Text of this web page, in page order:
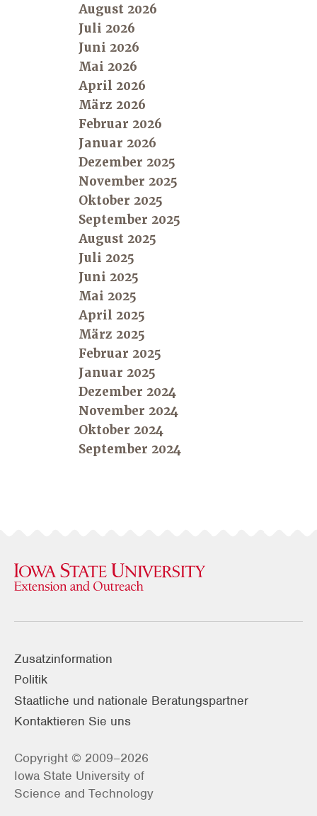
August 2026
Juli 2026
Juni 2026
Mai 2026
April 2026
März 2026
Februar 2026
Januar 2026
Dezember 2025
November 2025
Oktober 2025
September 2025
August 2025
Juli 2025
Juni 2025
Mai 2025
April 2025
März 2025
Februar 2025
Januar 2025
Dezember 2024
November 2024
Oktober 2024
September 2024
Zusatzinformation
Politik
Staatliche und nationale Beratungspartner
Kontaktieren Sie uns
Copyright © 2009–2026
Iowa State University of
Science and Technology